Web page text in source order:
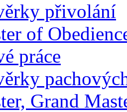
přivolání
of
práce
Grand